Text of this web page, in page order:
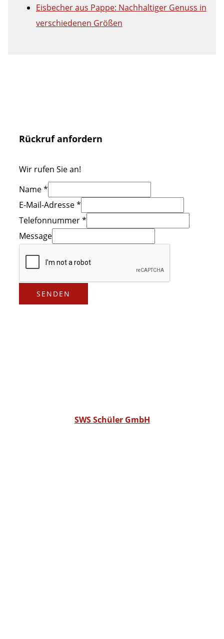
Eisbecher aus Pappe: Nachhaltiger Genuss in
verschiedenen Größen
Rückruf anfordern
Wir rufen Sie an!
Name*
E-Mail-Adresse*
Telefonnummer*
Message
SENDEN
SWS Schüler GmbH